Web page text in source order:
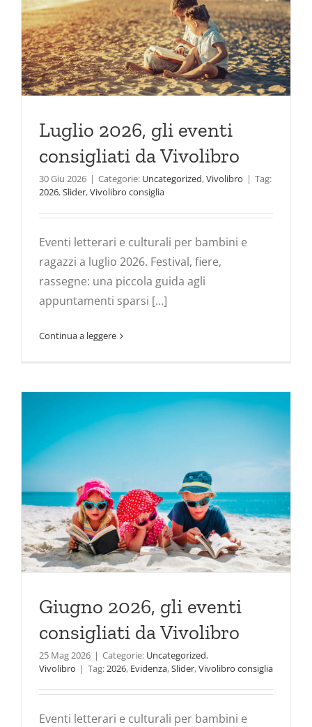
Luglio 2026, gli eventi
consigliati da Vivolibro
30 Giu 2026 | Categorie: Uncategorized,Vivolibro | Tag:
2026,Slider,Vivolibro consiglia
Eventi letterari e culturali per bambini e
ragazzi a luglio 2026. Festival, fiere,
rassegne: una piccola guida agli
appuntamenti sparsi [...]
Continua a leggere
Giugno 2026, gli eventi
consigliati da Vivolibro
25 Mag 2026 | Categorie: Uncategorized,
Vivolibro | Tag:2026, Evidenza,Slider,Vivolibro consiglia
Eventi letterari e culturali per bambini e